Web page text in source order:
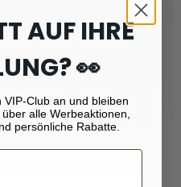
Newsletter
Rabatt von 10 %!
Registrieren
AUF IHRE
👀
Club an und bleiben
alle Werbeaktionen,
persönliche Rabatte.